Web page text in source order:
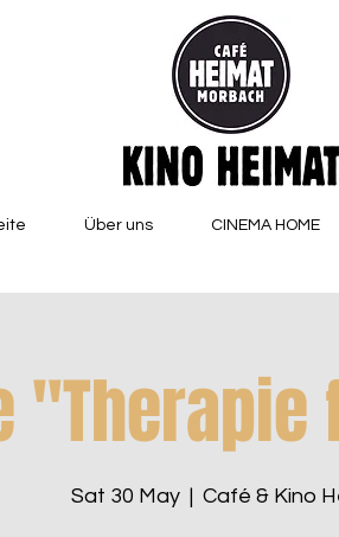
Über uns CINEMA HOME
Sat 30 May
  |
Café & Kino